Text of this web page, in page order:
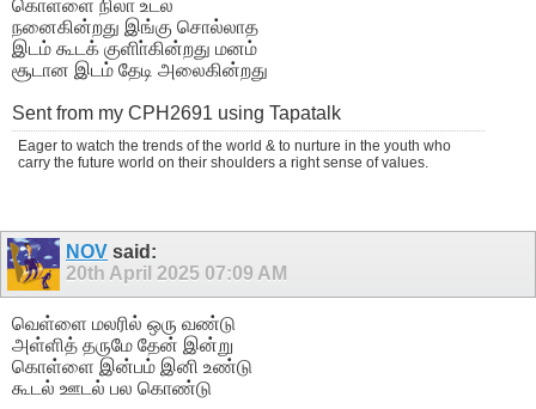
கொள்ளை நிலா உடல்
நனைகின்றது இங்கு சொல்லாத
இடம் கூடக் குளிா்கின்றது மனம்
சூடான இடம் தேடி அலைகின்றது
Sent from my CPH2691 using Tapatalk
Eager to watch the trends of the world & to nurture in the youth who
carry the future world on their shoulders a right sense of values.
NOV said:
20th April 2025 07:09 AM
வெள்ளை மலரில் ஒரு வண்டு
அள்ளித் தருமே தேன் இன்று
கொள்ளை இன்பம் இனி உண்டு
கூடல் ஊடல் பல கொண்டு